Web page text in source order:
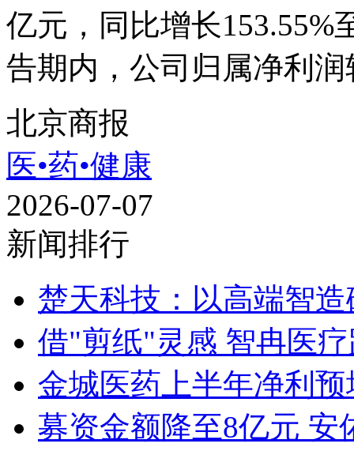
亿元，同比增长153.55%
告期内，公司归属净利
北京商报
医•药•健康
2026-07-07
新闻排行
楚天科技：以高端智
借"剪纸"灵感 智冉医
金城医药上半年净利预
募资金额降至8亿元 安